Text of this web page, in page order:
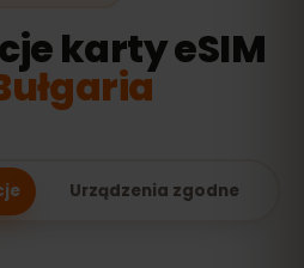
karty eSIM
Urządzenia zgodne